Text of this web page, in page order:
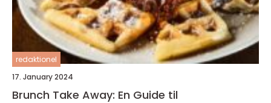
redaktionel
17. January 2024
Brunch Take Away: En Guide til